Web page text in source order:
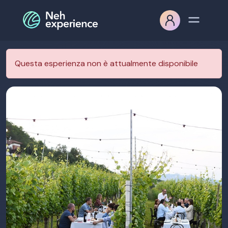
Questa esperienza non è attualmente disponibile